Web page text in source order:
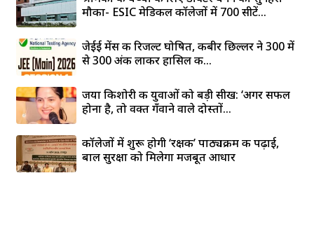
मौका- ESIC मेडिकल कॉलेजों में 700 सीटें...
जेईई मेंस की रिजल्ट घोषित, कबीर छिल्लर ने 300 में
से 300 अंक लाकर हासिल की...
जया किशोरी की युवाओं को बड़ी सीख: ‘अगर सफल
होना है, तो वक्त गँवाने वाले दोस्तों...
कॉलेजों में शुरू होगी ‘रक्षक’ पाठ्यक्रम की पढ़ाई,
बाल सुरक्षा को मिलेगा मजबूत आधार